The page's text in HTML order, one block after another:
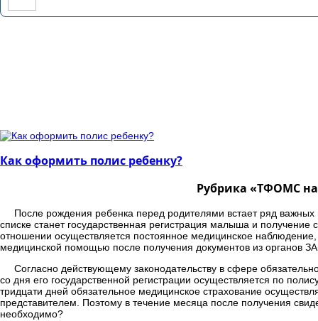
Как оформить полис ребенку?
Рубрика «ТФОМС
После рождения ребенка перед родителями встает ряд
списке станет государственная регистрация малыша и
отношении осуществляется постоянное медицинское
медицинской помощью после получения документов из органов
Согласно действующему законодательству в сфере
со дня его государственной регистрации осуществляется по
тридцати дней обязательное медицинское страхование
представителем. Поэтому в течение месяца после получения
необходимо?